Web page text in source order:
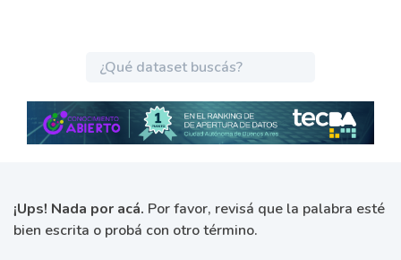
¡Ups! Nada por acá. Por favor, revisá que la palabra esté
bien escrita o probá con otro término.